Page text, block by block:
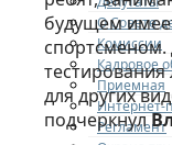
О Совете
Комиссии
Кадровое
Приемная
Интернет-
Регламент
будущем
спортсменом.
тестирования
для других
подчеркнул